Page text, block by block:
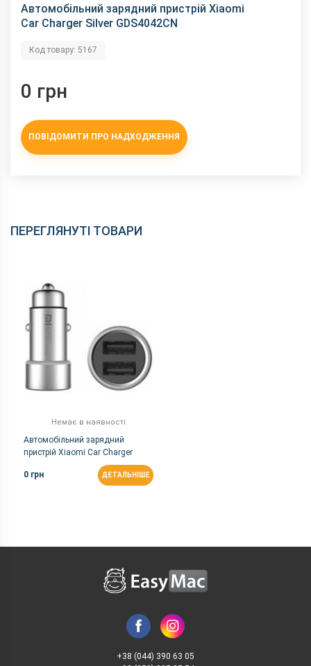
Автомобільний зарядний пристрій Xiaomi
Car Charger Silver GDS4042CN
Код товару: 5167
0 грн
ПОВІДОМИТИ ПРО НАДХОДЖЕННЯ
ПЕРЕГЛЯНУТІ ТОВАРИ
Немає в наявності
Автомобільний зарядний
пристрій Xiaomi Car Charger
0 грн
ДЕТАЛЬНІШЕ
+38 (044) 390 63 05